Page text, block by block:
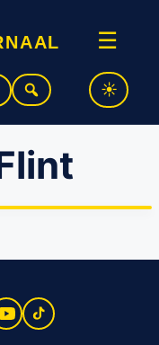
☰
over Bieber-fans
Halici en Hein